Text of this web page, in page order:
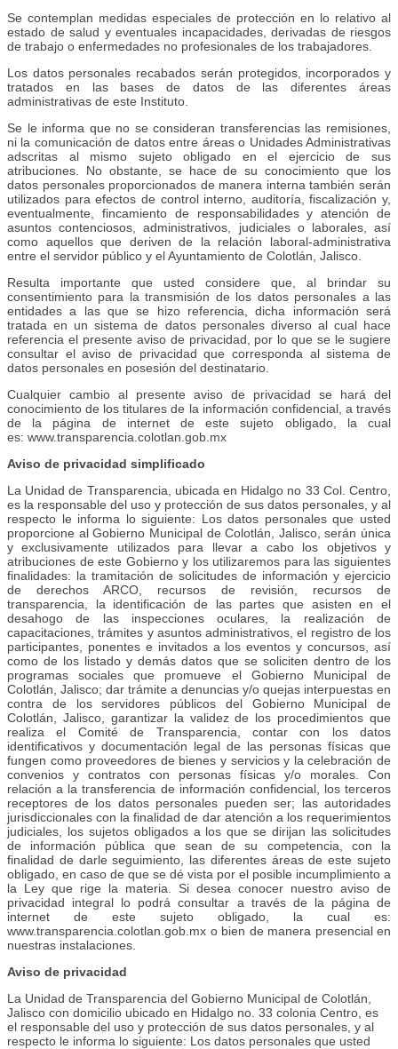
Se contemplan medidas especiales de protección en lo relativo al
estado de salud y eventuales incapacidades, derivadas de riesgos
de trabajo o enfermedades no profesionales de los trabajadores.
Los datos personales recabados serán protegidos, incorporados y
tratados en las bases de datos de las diferentes áreas
administrativas de este Instituto.
Se le informa que no se consideran transferencias las remisiones,
ni la comunicación de datos entre áreas o Unidades Administrativas
adscritas al mismo sujeto obligado en el ejercicio de sus
atribuciones. No obstante, se hace de su conocimiento que los
datos personales proporcionados de manera interna también serán
utilizados para efectos de control interno, auditoría, fiscalización y,
eventualmente, fincamiento de responsabilidades y atención de
asuntos contenciosos, administrativos, judiciales o laborales, así
como aquellos que deriven de la relación laboral-administrativa
entre el servidor público y el Ayuntamiento de Colotlán, Jalisco.
Resulta importante que usted considere que, al brindar su
consentimiento para la transmisión de los datos personales a las
entidades a las que se hizo referencia, dicha información será
tratada en un sistema de datos personales diverso al cual hace
referencia el presente aviso de privacidad, por lo que se le sugiere
consultar el aviso de privacidad que corresponda al sistema de
datos personales en posesión del destinatario.
Cualquier cambio al presente aviso de privacidad se hará del
conocimiento de los titulares de la información confidencial, a través
de la página de internet de este sujeto obligado, la cual
es: www.transparencia.colotlan.gob.mx
Aviso de privacidad simplificado
La Unidad de Transparencia, ubicada en Hidalgo no 33 Col. Centro,
es la responsable del uso y protección de sus datos personales, y al
respecto le informa lo siguiente: Los datos personales que usted
proporcione al Gobierno Municipal de Colotlán, Jalisco, serán única
y exclusivamente utilizados para llevar a cabo los objetivos y
atribuciones de este Gobierno y los utilizaremos para las siguientes
finalidades: la tramitación de solicitudes de información y ejercicio
de derechos ARCO, recursos de revisión, recursos de
transparencia, la identificación de las partes que asisten en el
desahogo de las inspecciones oculares, la realización de
capacitaciones, trámites y asuntos administrativos, el registro de los
participantes, ponentes e invitados a los eventos y concursos, así
como de los listado y demás datos que se soliciten dentro de los
programas sociales que promueve el Gobierno Municipal de
Colotlán, Jalisco; dar trámite a denuncias y/o quejas interpuestas en
contra de los servidores públicos del Gobierno Municipal de
Colotlán, Jalisco, garantizar la validez de los procedimientos que
realiza el Comité de Transparencia, contar con los datos
identificativos y documentación legal de las personas físicas que
fungen como proveedores de bienes y servicios y la celebración de
convenios y contratos con personas físicas y/o morales. Con
relación a la transferencia de información confidencial, los terceros
receptores de los datos personales pueden ser; las autoridades
jurisdiccionales con la finalidad de dar atención a los requerimientos
judiciales, los sujetos obligados a los que se dirijan las solicitudes
de información pública que sean de su competencia, con la
finalidad de darle seguimiento, las diferentes áreas de este sujeto
obligado, en caso de que se dé vista por el posible incumplimiento a
la Ley que rige la materia. Si desea conocer nuestro aviso de
privacidad integral lo podrá consultar a través de la página de
internet de este sujeto obligado, la cual es:
www.transparencia.colotlan.gob.mx o bien de manera presencial en
nuestras instalaciones.
Aviso de privacidad
La Unidad de Transparencia del Gobierno Municipal de Colotlán,
Jalisco con domicilio ubicado en Hidalgo no. 33 colonia Centro, es
el responsable del uso y protección de sus datos personales, y al
respecto le informa lo siguiente: Los datos personales que usted